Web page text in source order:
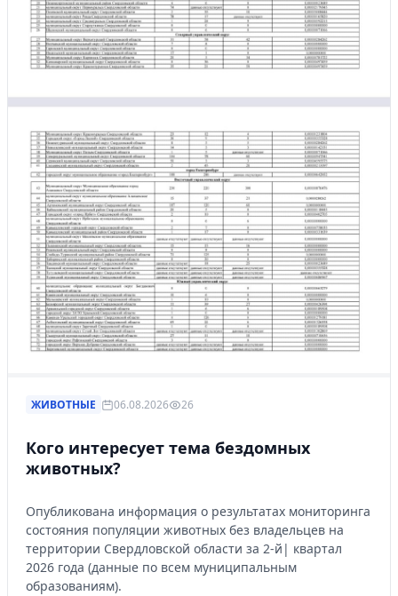
ЖИВОТНЫЕ 06.08.2026 26
Кого интересует тема бездомных
животных?
Опубликована информация о результатах мониторинга
состояния популяции животных без владельцев на
территории Свердловской области за 2-й| квартал
2026 года (данные по всем муниципальным
образованиям).